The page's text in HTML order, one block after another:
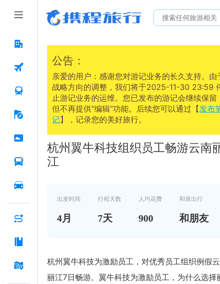
公告：
亲爱的用户：感谢您对游记业务的长久支持。由
战略方向的调整，我们将于2025-11-30 23:59
止游记业务的运维。您已发布的游记会继续保留
但不再提供“编辑”功能。后续您可以通过【发布
记】，记录您的美好旅行。
杭州翼牛科技组织员工畅游云南
江
出发时间
4月
行程天数
7天
人均花费
900
和谁出行
和朋友
杭州翼牛科技为激励员工，对优秀员工组织例假
丽江7日畅游。翼牛科技为激励员工，为什么选择